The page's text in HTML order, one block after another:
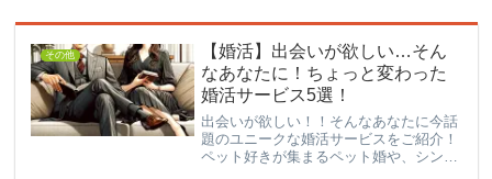
その他
【婚活】出会いが欲しい…そん
なあなたに！ちょっと変わった
婚活サービス5選！
出会いが欲しい！！そんなあなたに今話
題のユニークな婚活サービスをご紹介！
ペット好きが集まるペット婚や、シング